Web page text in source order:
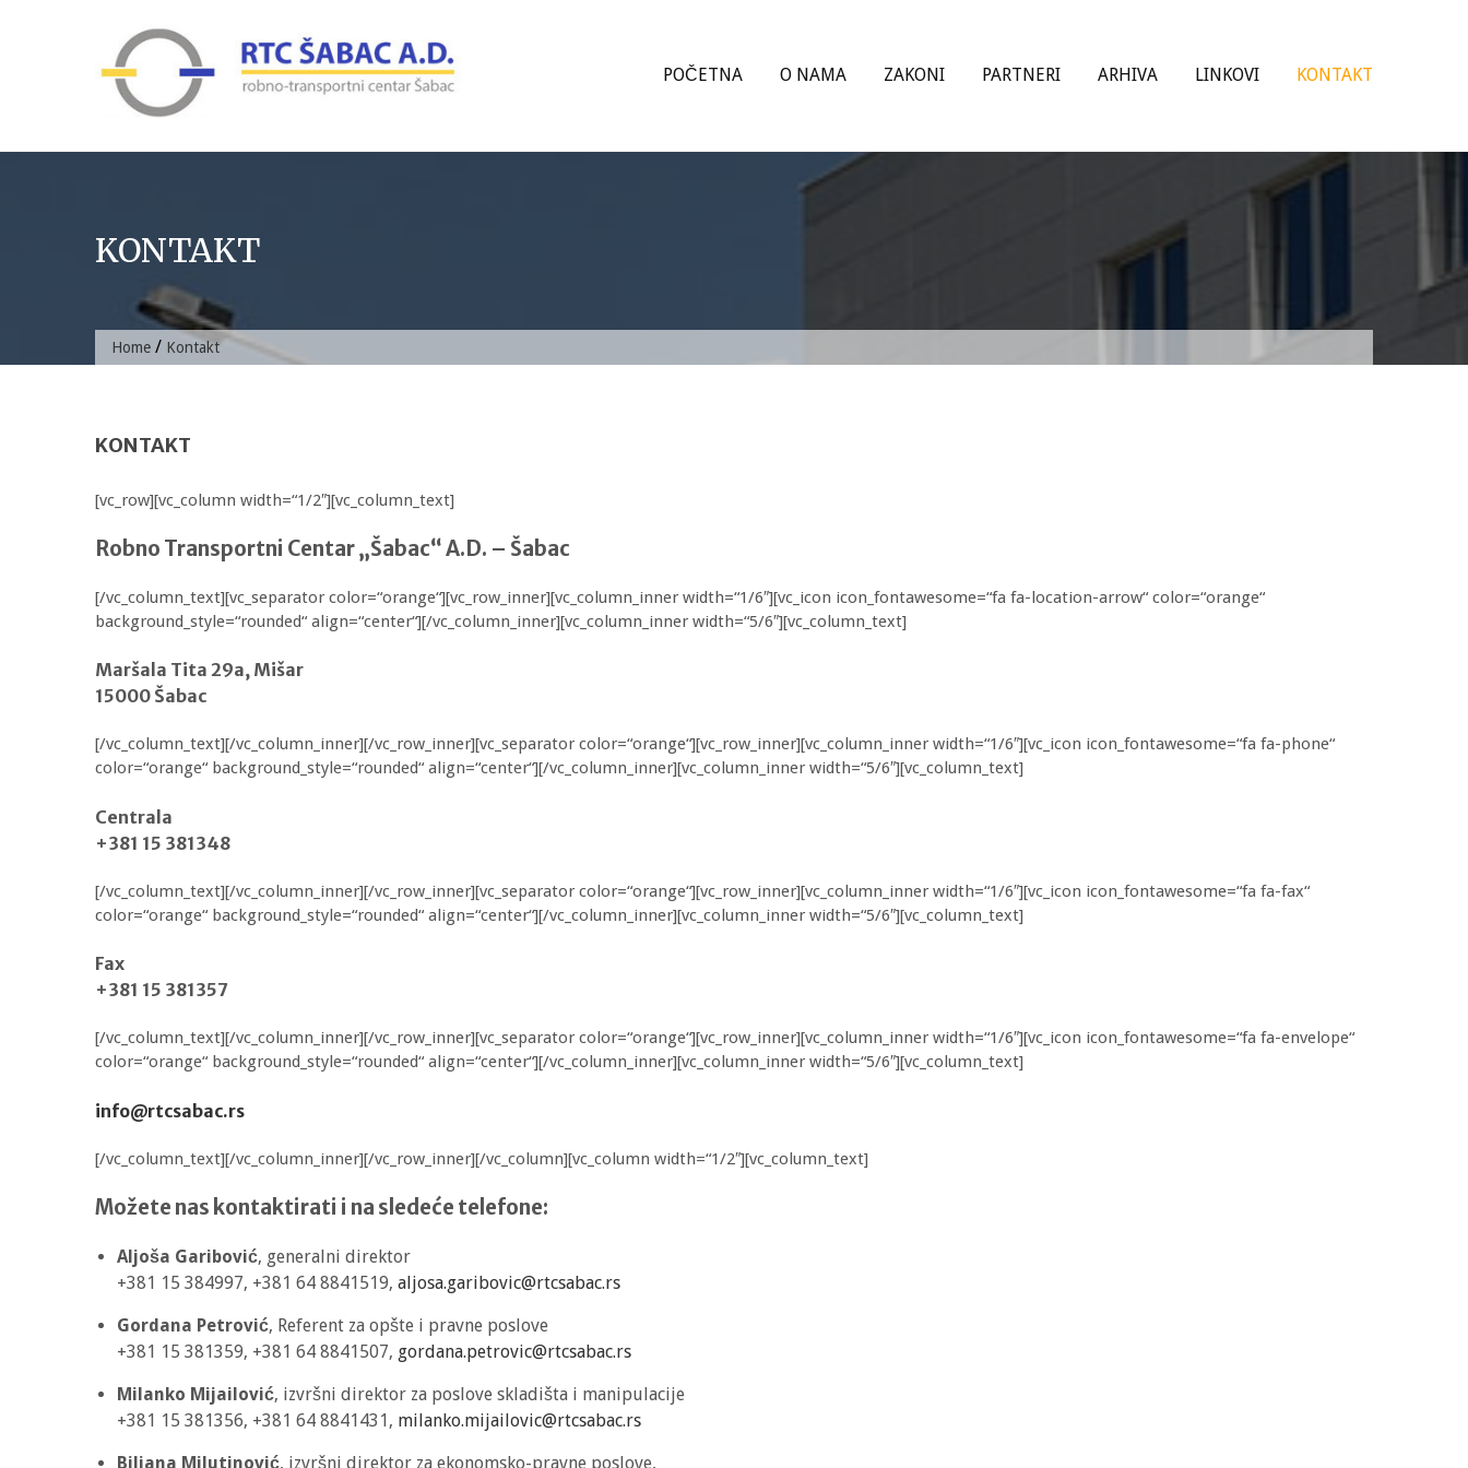
POČETNA O NAMA ZAKONI PARTNERI ARHIVA LINKOVI KONTAKT
KONTAKT
Home / Kontakt
KONTAKT
[vc_row][vc_column width=“1/2″][vc_column_text]
Robno Transportni Centar „Šabac“ A.D. – Šabac
[/vc_column_text][vc_separator color=“orange“][vc_row_inner][vc_column_inner width=“1/6″][vc_icon icon_fontawesome=“fa fa-location-arrow“ color=“orange“
background_style=“rounded“ align=“center“][/vc_column_inner][vc_column_inner width=“5/6″][vc_column_text]
Maršala Tita 29a, Mišar
15000 Šabac
[/vc_column_text][/vc_column_inner][/vc_row_inner][vc_separator color=“orange“][vc_row_inner][vc_column_inner width=“1/6″][vc_icon icon_fontawesome=“fa fa-phone“
color=“orange“ background_style=“rounded“ align=“center“][/vc_column_inner][vc_column_inner width=“5/6″][vc_column_text]
Centrala
+381 15 381348
[/vc_column_text][/vc_column_inner][/vc_row_inner][vc_separator color=“orange“][vc_row_inner][vc_column_inner width=“1/6″][vc_icon icon_fontawesome=“fa fa-fax“
color=“orange“ background_style=“rounded“ align=“center“][/vc_column_inner][vc_column_inner width=“5/6″][vc_column_text]
Fax
+381 15 381357
[/vc_column_text][/vc_column_inner][/vc_row_inner][vc_separator color=“orange“][vc_row_inner][vc_column_inner width=“1/6″][vc_icon icon_fontawesome=“fa fa-envelope“
color=“orange“ background_style=“rounded“ align=“center“][/vc_column_inner][vc_column_inner width=“5/6″][vc_column_text]
info@rtcsabac.rs
[/vc_column_text][/vc_column_inner][/vc_row_inner][/vc_column][vc_column width=“1/2″][vc_column_text]
Možete nas kontaktirati i na sledeće telefone:
Aljoša Garibović, generalni direktor
+381 15 384997, +381 64 8841519, aljosa.garibovic@rtcsabac.rs
Gordana Petrović, Referent za opšte i pravne poslove
+381 15 381359, +381 64 8841507, gordana.petrovic@rtcsabac.rs
Milanko Mijailović, izvršni direktor za poslove skladišta i manipulacije
+381 15 381356, +381 64 8841431, milanko.mijailovic@rtcsabac.rs
Biljana Milutinović, izvršni direktor za ekonomsko-pravne poslove,